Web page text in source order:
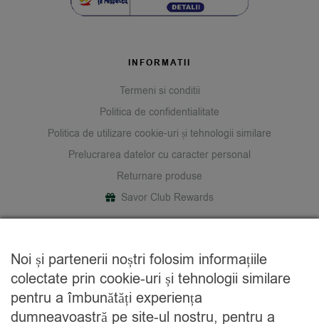
INFORMATII
Termeni si conditii
Politica de confidentialitate
Politica de utilizare cookie-uri și tehnologii similare
Prelucrarea datelor cu caracter personal
Returnare produse
Savor Club Rewards
Cine suntem
Blog
Contact
Noi și partenerii noștri folosim informațiile
colectate prin cookie-uri și tehnologii similare
pentru a îmbunătăți experiența
dumneavoastră pe site-ul nostru, pentru a